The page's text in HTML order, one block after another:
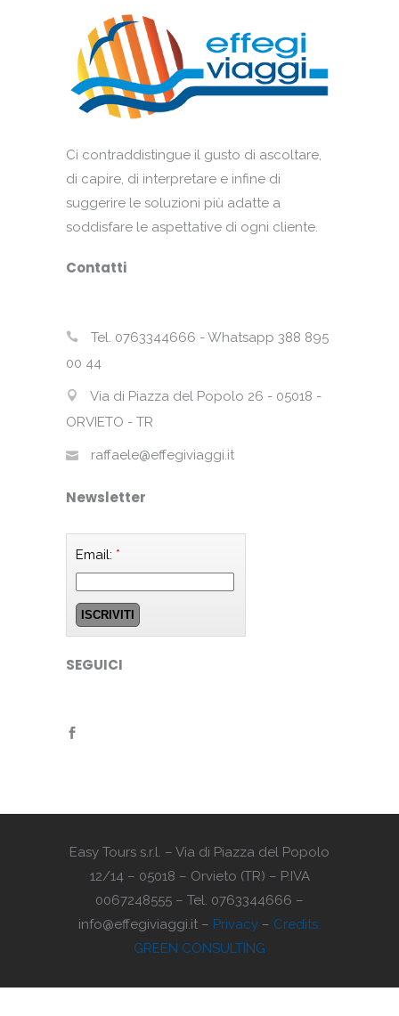
Ci contraddistingue il gusto di ascoltare,
di capire, di interpretare e infine di
suggerire le soluzioni più adatte a
soddisfare le aspettative di ogni cliente.
Contatti
Tel. 0763344666 - Whatsapp 388 895
00 44
Via di Piazza del Popolo 26 - 05018 -
ORVIETO - TR
raffaele@effegiviaggi.it
Newsletter
Email: *
SEGUICI
Easy Tours s.r.l. – Via di Piazza del Popolo
12/14 – 05018 – Orvieto (TR) – P.IVA
0067248555 – Tel. 0763344666 –
info@effegiviaggi.it – Privacy – Credits:
GREEN CONSULTING